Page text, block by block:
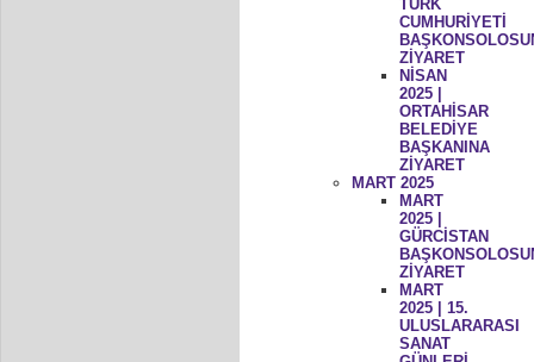
TÜRK
CUMHURİYETİ
ZİYARET
NİSAN
2025 |
ORTAHİSAR
BELEDİYE
BAŞKANINA
ZİYARET
MART 2025
MART
2025 |
GÜRCİSTAN
ZİYARET
MART
2025 | 15.
ULUSLARARASI
SANAT